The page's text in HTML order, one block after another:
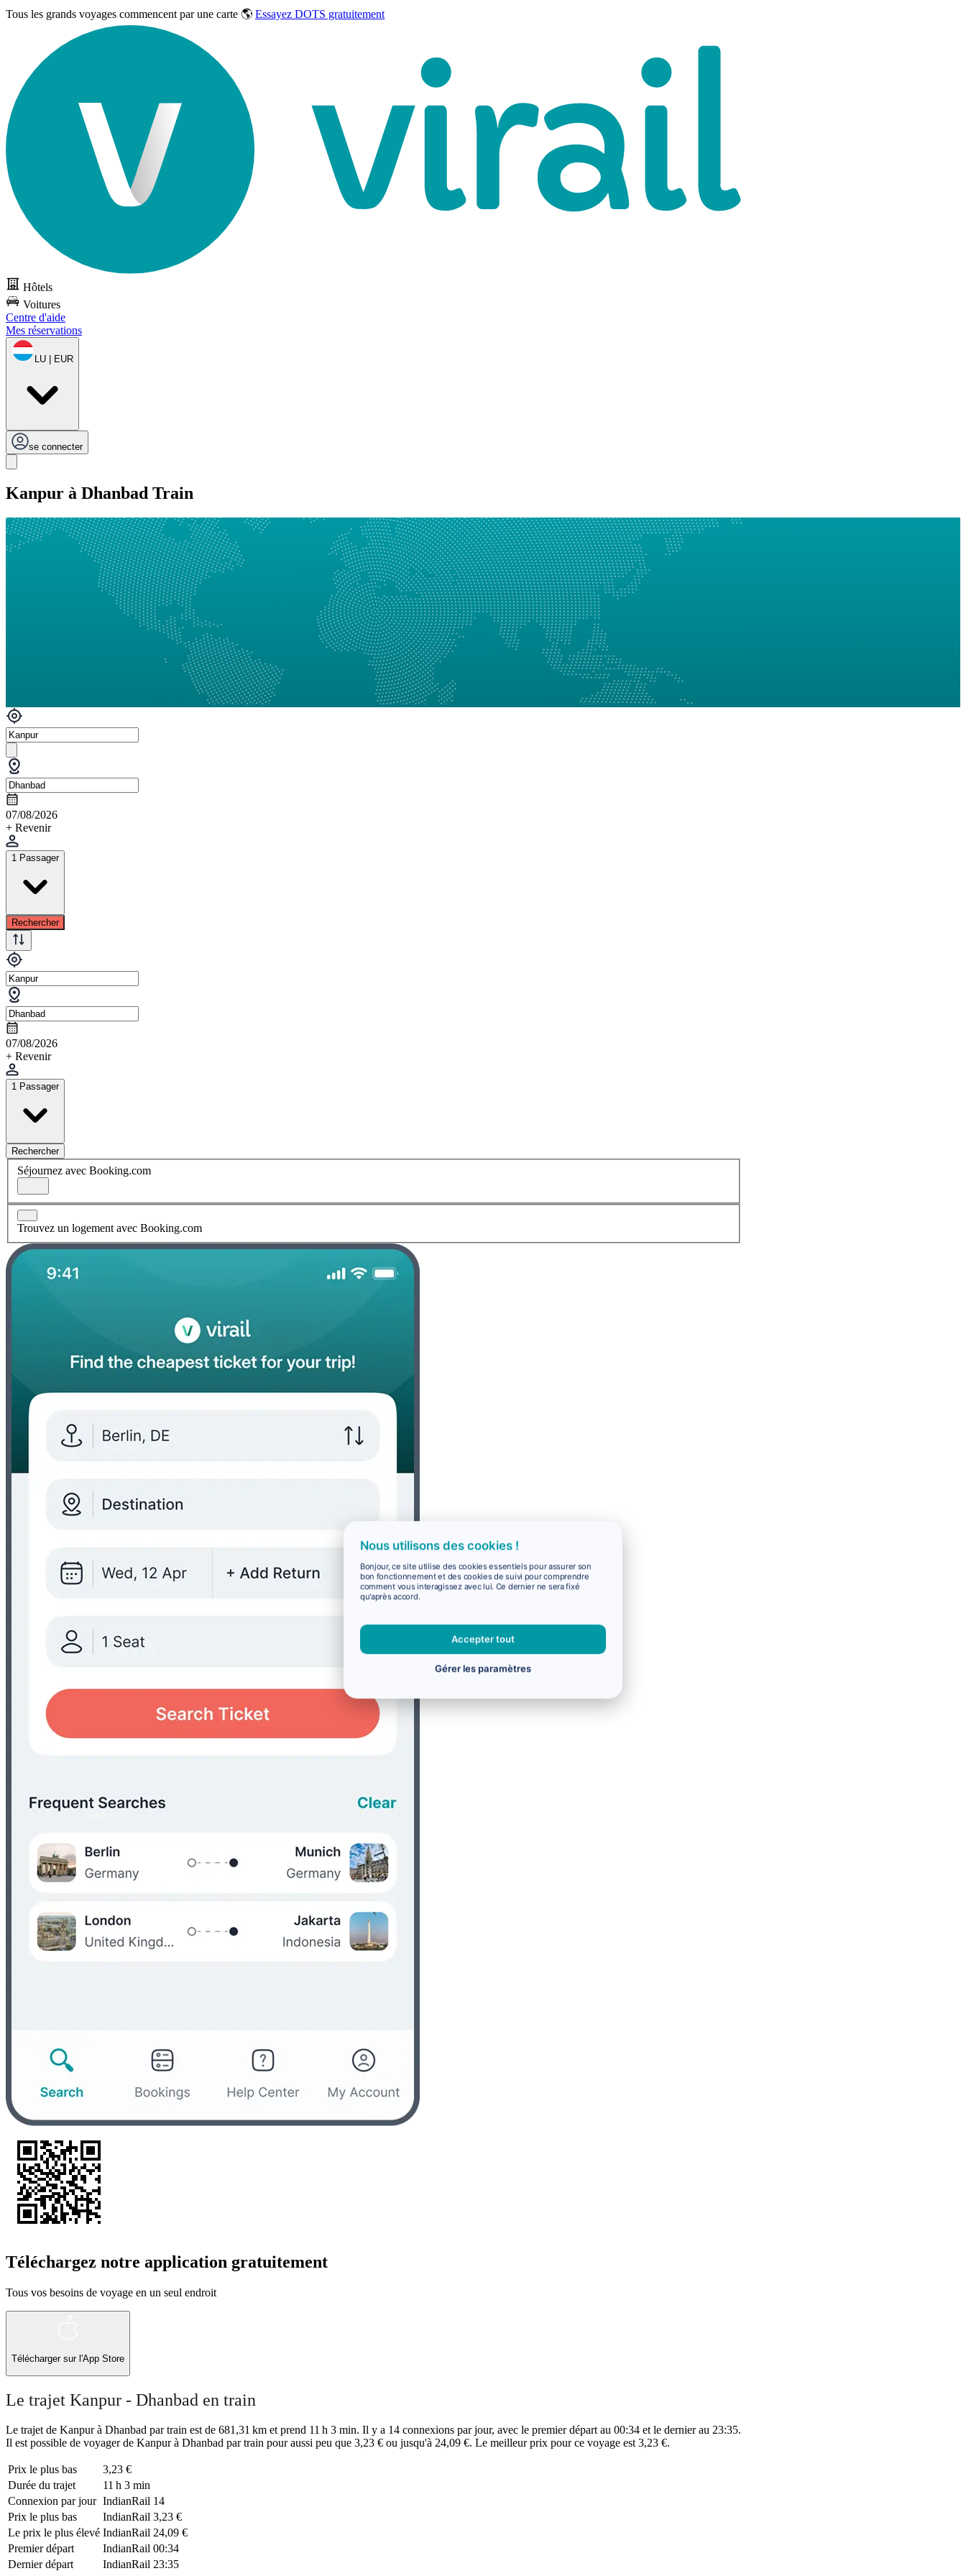
Tous les grands voyages commencent par une carte 🌎 Essayez DOTS gratuitement
Hôtels
Voitures
Centre d'aide
Mes réservations
LU | EUR
se connecter
Kanpur à Dhanbad Train
07/08/2026
+ Revenir
1 Passager
Rechercher
07/08/2026
+ Revenir
1 Passager
Rechercher
Séjournez avec Booking.com
Trouvez un logement avec Booking.com
Téléchargez notre application gratuitement
Tous vos besoins de voyage en un seul endroit
Télécharger sur l'App Store
Le trajet Kanpur - Dhanbad en train
Le trajet de Kanpur à Dhanbad par train est de 681,31 km et prend 11 h 3 min. Il y a 14 connexions par jour, avec le premier départ au 00:34 et le dernier au 23:35.
Il est possible de voyager de Kanpur à Dhanbad par train pour aussi peu que 3,23 € ou jusqu'à 24,09 €. Le meilleur prix pour ce voyage est 3,23 €.
Prix ​​le plus bas
3,23 €
Durée du trajet
11 h 3 min
Connexion par jour IndianRail 14
Prix ​​le plus bas
IndianRail 3,23 €
Le prix le plus élevé IndianRail 24,09 €
Premier départ
IndianRail 00:34
Dernier départ
IndianRail 23:35
Nous utilisons des cookies !
Bonjour, ce site utilise des cookies essentiels pour assurer son
bon fonctionnement et des cookies de suivi pour comprendre
comment vous interagissez avec lui. Ce dernier ne sera fixé
qu'après accord.
Accepter tout
Gérer les paramètres